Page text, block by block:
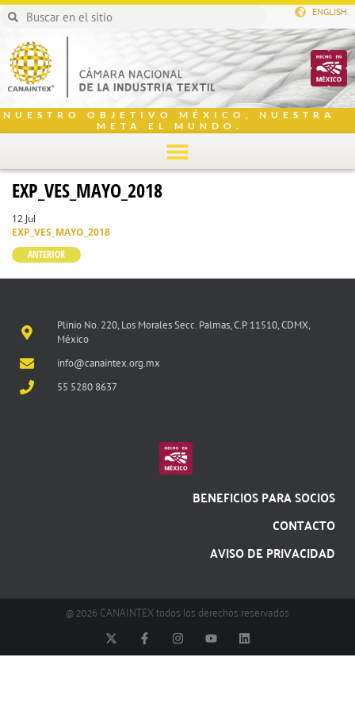
ENGLISH
NUESTRO OBJETIVO MÉXICO, NUESTRA
META EL MUNDO.
EXP_VES_MAYO_2018
12 Jul
EXP_VES_MAYO_2018
ANTERIOR
Plinio No. 220, Los Morales Secc. Palmas, C.P. 11510, CDMX,
México
info@canaintex.org.mx
55 5280 8637
BENEFICIOS PARA SOCIOS
CONTACTO
AVISO DE PRIVACIDAD
@ 2026 CANAINTEX todos los derechos reservados